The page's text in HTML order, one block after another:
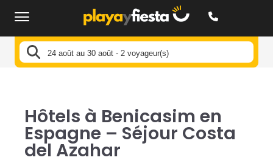
24 août au 30 août - 2 voyageur(s)
Hôtels à Benicasim en
Espagne – Séjour Costa
del Azahar